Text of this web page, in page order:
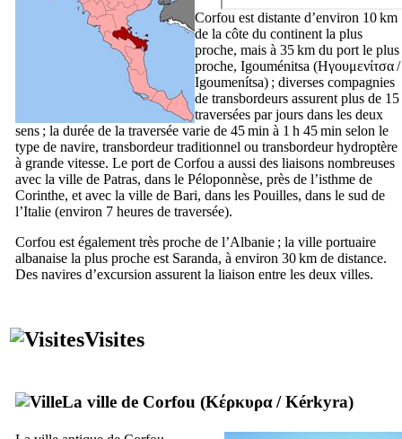
Corfou est distante d’environ 10 km
de la côte du continent la plus
proche, mais à 35 km du port le plus
proche, Igouménitsa (Ηγουμενίτσα/
Igoumenítsa) ; diverses compagnies
de transbordeurs assurent plus de 15
traversées par jours dans les deux
sens ; la durée de la traversée varie de 45 min à 1 h 45 min selon le
type de navire, transbordeur traditionnel ou transbordeur hydroptère
à grande vitesse. Le port de Corfou a aussi des liaisons nombreuses
avec la ville de Patras, dans le Péloponnèse, près de l’isthme de
Corinthe, et avec la ville de Bari, dans les Pouilles, dans le sud de
l’Italie (environ 7 heures de traversée).
Corfou est également très proche de l’Albanie ; la ville portuaire
albanaise la plus proche est Saranda, à environ 30 km de distance.
Des navires d’excursion assurent la liaison entre les deux villes.
Visites
La ville de Corfou (Κέρκυρα/Kérkyra)